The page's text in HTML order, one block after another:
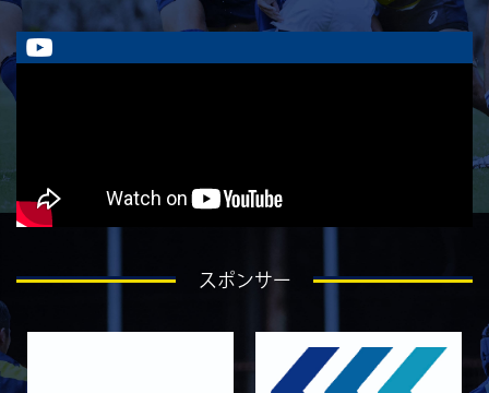
5月10日 龍谷大学AB
5月3日 筑波大学
スポンサー